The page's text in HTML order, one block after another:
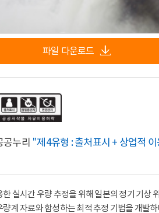
파일 다운로드
누리 "제4유형 : 출처표시 + 상업적
실시간 우량 추정을 위해 일본의 정기 기상
계 자료와 합성하는 최적 추정 기법을 개발